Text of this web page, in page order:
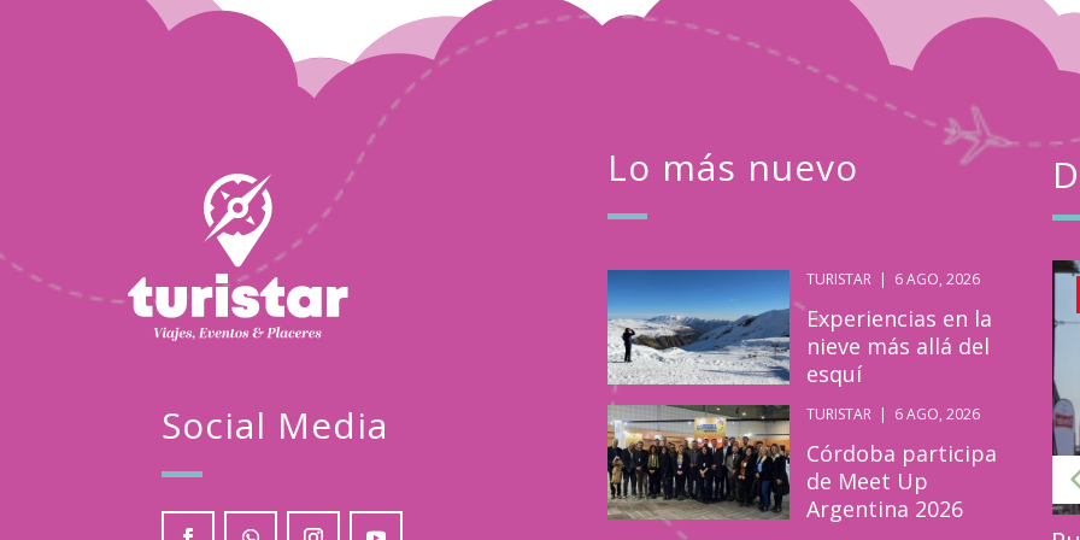
Social Media
Lo más nuevo
TURISTAR | 6 AGO, 2026
Experiencias en la
nieve más allá del
esquí
TURISTAR | 6 AGO, 2026
Córdoba participa
de Meet Up
Argentina 2026
Turistar Turistar
08